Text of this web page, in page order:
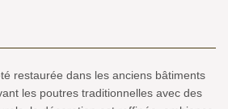
restaurée dans les anciens bâtiments
les poutres traditionnelles avec des